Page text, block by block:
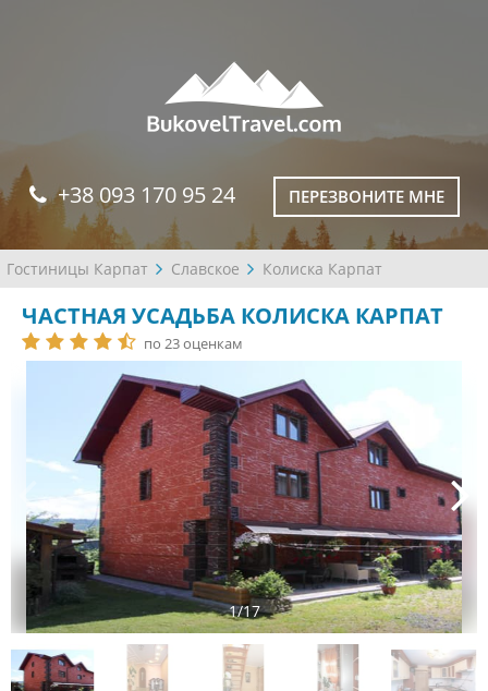
+38 093 170 95 24 ПЕРЕЗВОНИТЕ МНЕ
Гостиницы Карпат Славское Колиска Карпат
ЧАСТНАЯ УСАДЬБА КОЛИСКА КАРПАТ
по 23 оценкам
1/17